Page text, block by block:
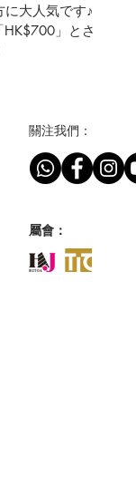
大人気です♪
」とさ
關注我們：
屬會：